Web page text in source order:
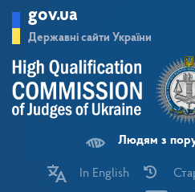
основного
матеріалу
gov.ua
Державні сайти України
Людям з
In English